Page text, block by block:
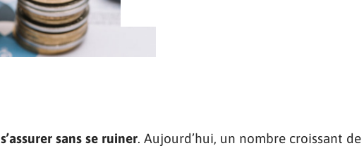
s’assurer sans se ruiner. Aujourd’hui, un nombre croissant de